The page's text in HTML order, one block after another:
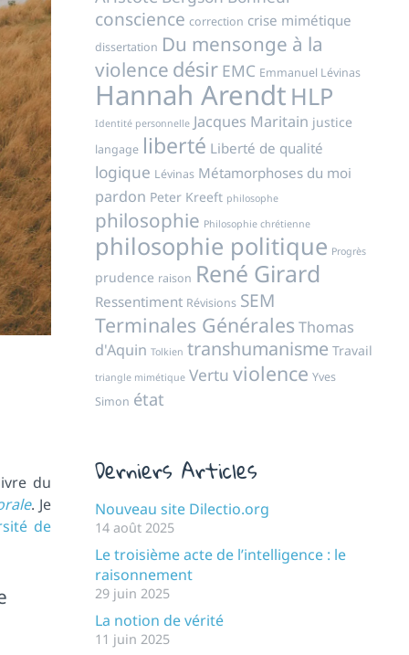
du
. Je
de
conscience correction crise mimétique
dissertation Du mensonge à la
violence désir EMC Emmanuel Lévinas
Hannah Arendt HLP
Identité personnelle Jacques Maritain justice
langage liberté Liberté de qualité
logique Lévinas Métamorphoses du moi
pardon Peter Kreeft philosophe
philosophie Philosophie chrétienne
philosophie politique Progrès
prudence raison René Girard
Ressentiment Révisions SEM
Terminales Générales Thomas
d'Aquin Tolkien transhumanisme Travail
triangle mimétique Vertu violence Yves
Simon état
Derniers Articles
Nouveau site Dilectio.org
14 août 2025
Le troisième acte de l’intelligence : le
raisonnement
29 juin 2025
La notion de vérité
11 juin 2025